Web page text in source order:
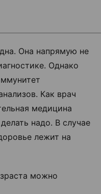
Она напрямую не
Однако
Как врач
медицина
надо. В случае
лежит на
можно